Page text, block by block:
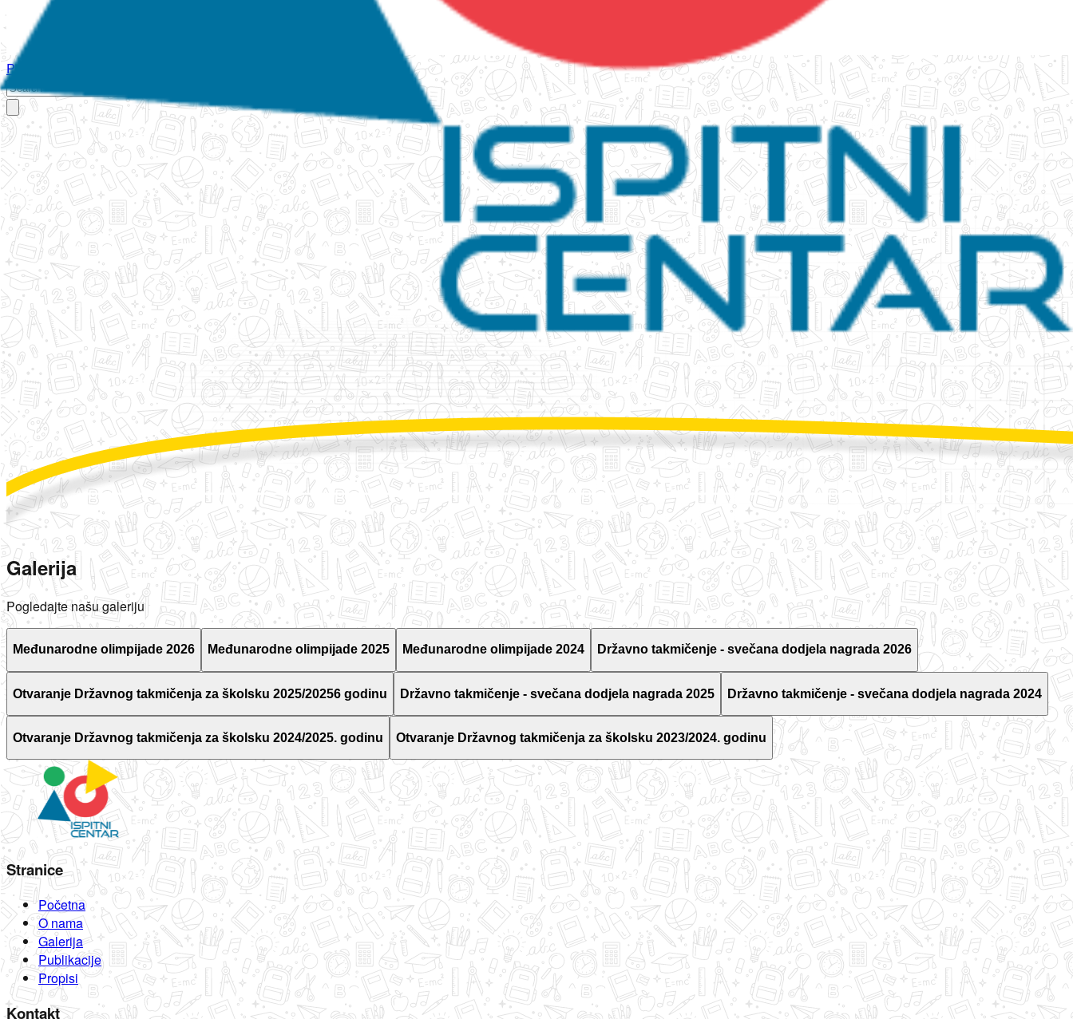
Početna
Galerija
Pogledajte našu galeriju
Međunarodne olimpijade 2026 Međunarodne olimpijade 2025 Međunarodne olimpijade 2024 Državno takmičenje - svečana dodjela nagrada 2026
Otvaranje Državnog takmičenja za školsku 2025/20256 godinu Državno takmičenje - svečana dodjela nagrada 2025 Državno takmičenje - svečana dodjela nagrada 2024
Otvaranje Državnog takmičenja za školsku 2024/2025. godinu Otvaranje Državnog takmičenja za školsku 2023/2024. godinu
Stranice
Početna
O nama
Galerija
Publikacije
Propisi
Kontakt